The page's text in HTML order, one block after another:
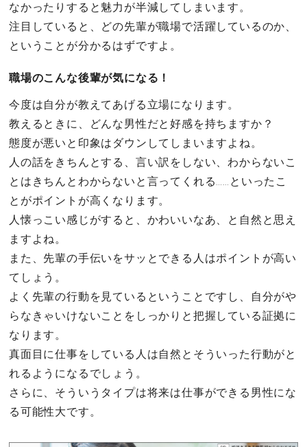
なかったりすると魅力が半減してしまいます。
注目していると、どの先輩が職場で活躍しているのか、
ということが分かるはずですよ。
職場のこんな後輩が気になる！
今度は自分が教えてあげる立場になります。
教えるときに、どんな男性だと好感を持ちますか？
態度が悪いと印象はダウンしてしまいますよね。
人の話をきちんとする、言い訳をしない、わからないこ
とはきちんとわからないと言ってくれる……といったこ
とがポイントが高くなります。
人懐っこい感じがすると、かわいいなあ、と自然と思え
ますよね。
また、先輩の手伝いをサッとできる人はポイントが高い
てしょう。
よく先輩の行動を見ているということですし、自分がや
らなきゃいけないことをしっかりと把握している証拠に
なります。
真面目に仕事をしている人は自然とそういった行動がと
れるようになるでしょう。
さらに、そういうタイプは将来は仕事ができる男性にな
る可能性大です。